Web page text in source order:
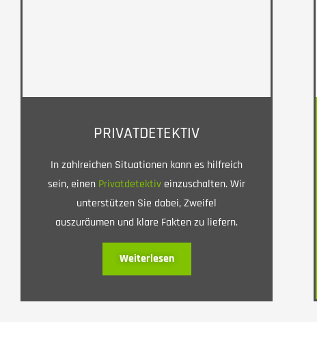
PRIVATDETEKTIV
In zahlreichen Situationen kann es hilfreich
sein, einen Privatdetektiv einzuschalten. Wir
unterstützen Sie dabei, Zweifel
auszuräumen und klare Fakten zu liefern.
Weiterlesen